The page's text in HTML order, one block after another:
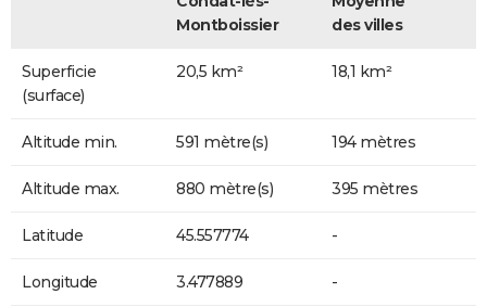
Montboissier
des villes
Superficie
(surface)
20,5 km² 18,1 km²
Altitude min. 591 mètre(s) 194 mètres
Altitude max. 880 mètre(s) 395 mètres
Latitude 45.557774 -
Longitude 3.477889 -